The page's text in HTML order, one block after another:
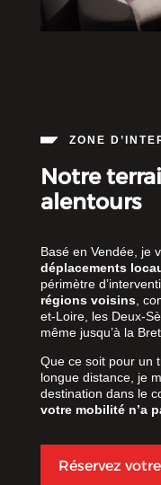
ZONE
Notre
alentours
Basé en Vendée, je
déplacements
périmètre
régions voisins,
et-Loire, les Deux-
même jusqu’à la
Que ce soit pour un
longue distance, je
destination dans le
votre mobilité n’a
Réservez